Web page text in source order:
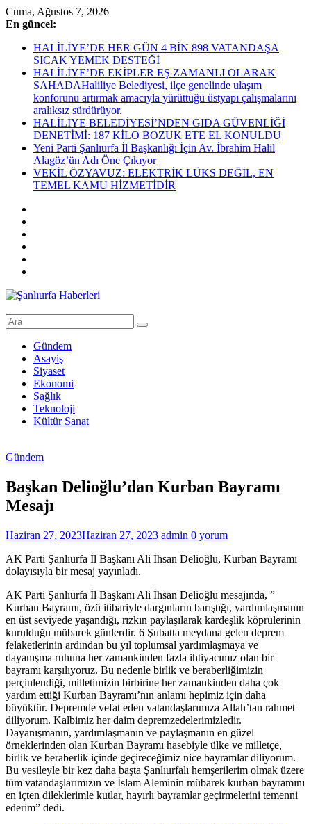
Skip
to
Cuma, Ağustos 7, 2026
En güncel:
HALİLİYE’DE HER GÜN 4 BİN 898 VATANDAŞA
SICAK YEMEK DESTEĞİ
HALİLİYE’DE EKİPLER EŞ ZAMANLI OLARAK
SAHADAHaliliye Belediyesi, ilçe genelinde ulaşım
konforunu artırmak amacıyla yürüttüğü üstyapı çalışmalarını
aralıksız sürdürüyor.
HALİLİYE BELEDİYESİ’NDEN GIDA GÜVENLİĞİ
DENETİMİ: 187 KİLO BOZUK ETE EL KONULDU
Yeni Parti Şanlıurfa İl Başkanlığı İçin Av. İbrahim Halil
Alagöz’ün Adı Öne Çıkıyor
VEKİL ÖZYAVUZ: ELEKTRİK LÜKS DEĞİL, EN
TEMEL KAMU HİZMETİDİR
Şanlıurfa
Dakika
Şanlıurfa
Haberleri
Gündem
Asayiş
Siyaset
Ekonomi
Sağlık
Teknoloji
Kültür Sanat
Gündem
Başkan Delioğlu’dan Kurban Bayramı
Mesajı
Haziran 27, 2023Haziran 27, 2023 admin 0 yorum
AK Parti Şanlıurfa İl Başkanı Ali İhsan Delioğlu, Kurban Bayramı
dolayısıyla bir mesaj yayınladı.
AK Parti Şanlıurfa İl Başkanı Ali İhsan Delioğlu mesajında, ”
Kurban Bayramı, özü itibariyle dargınların barıştığı, yardımlaşmanın
en üst seviyede yaşandığı, rızkın paylaşılarak kardeşlik köprülerinin
kurulduğu mübarek günlerdir. 6 Şubatta meydana gelen deprem
felaketlerinin ardından bu yıl toplumsal yardımlaşmaya ve
dayanışma ruhuna her zamankinden fazla ihtiyacımız olan bir
bayramı karşılıyoruz. Bu nedenle birlik ve beraberliğimizin
perçinlendiği, milletimizin birbirine her zamankinden daha çok
yardım ettiği Kurban Bayramı’nın anlamı hepimiz için daha
büyüktür. Depremde vefat eden vatandaşlarımıza Allah’tan rahmet
diliyorum. Kalbimiz her daim depremzedelerimizledir.
Dayanışmanın, yardımlaşmanın ve paylaşmanın en güzel
örneklerinden olan Kurban Bayramı hasebiyle ülke ve milletçe,
birlik ve beraberlik içinde geçireceğimiz nice bayramlar diliyorum.
Bu vesileyle bir kez daha başta Şanlıurfalı hemşerilerim olmak üzere
tüm vatandaşlarımızın ve İslam Aleminin mübarek kurban bayramını
en içten dileklerimle kutlar, hayırlı bayramlar geçirmelerini temenni
ederim” dedi.